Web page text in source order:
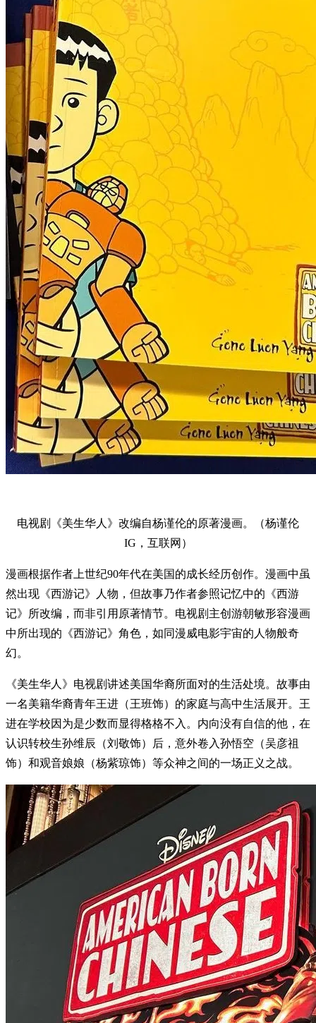
电视剧《美生华人》改编自杨谨伦的原著漫画。（杨谨伦
IG，互联网）
漫画根据作者上世纪90年代在美国的成长经历创作。漫画中虽
然出现《西游记》人物，但故事乃作者参照记忆中的《西游
记》所改编，而非引用原著情节。电视剧主创游朝敏形容漫画
中所出现的《西游记》角色，如同漫威电影宇宙的人物般奇
幻。
《美生华人》电视剧讲述美国华裔所面对的生活处境。故事由
一名美籍华裔青年王进（王班饰）的家庭与高中生活展开。王
进在学校因为是少数而显得格格不入。内向没有自信的他，在
认识转校生孙维辰（刘敬饰）后，意外卷入孙悟空（吴彦祖
饰）和观音娘娘（杨紫琼饰）等众神之间的一场正义之战。